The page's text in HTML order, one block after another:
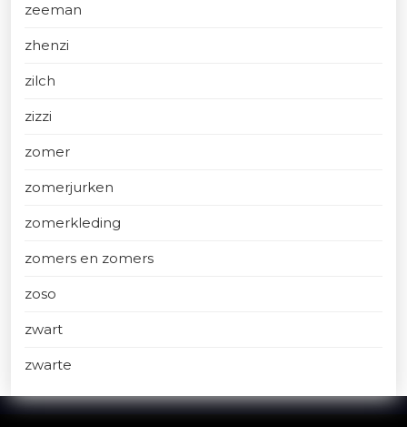
zeeman
zhenzi
zilch
zizzi
zomer
zomerjurken
zomerkleding
zomers en zomers
zoso
zwart
zwarte